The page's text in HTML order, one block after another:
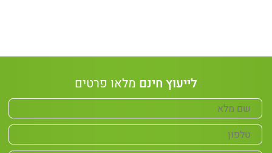
לייעוץ חינם מלאו פרטים